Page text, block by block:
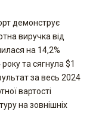
демонструє
виручка від
на 14,2%
та сягнула $1
за весь 2024
вартості
на зовнішніх